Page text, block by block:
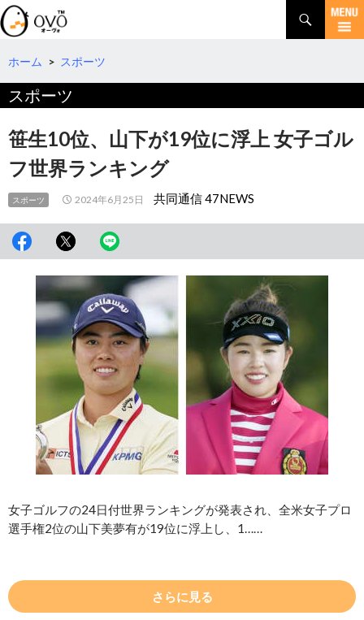
検
索
コ
テ
へ
移
ホーム > スポーツ
スポーツ
笹生10位、山下が19位に浮上 女子ゴル
フ世界ランキング
スポーツ 2024年6月25日 共同通信 47NEWS
女子ゴルフの24日付世界ランキングが発表され、全米女子プロ
選手権2位の山下美夢有が19位に浮上し、1……
さらに見る